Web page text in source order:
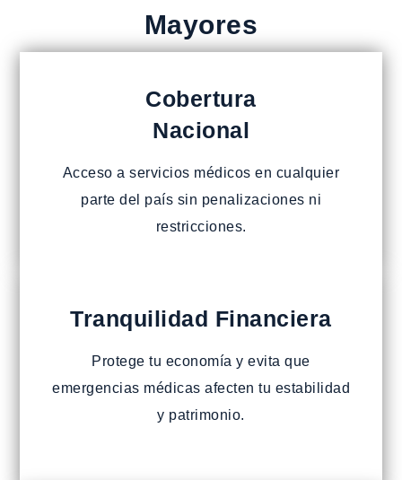
Mayores
Cobertura
Nacional
Acceso a servicios médicos en cualquier
parte del país sin penalizaciones ni
restricciones.
Tranquilidad Financiera
Protege tu economía y evita que
emergencias médicas afecten tu estabilidad
y patrimonio.